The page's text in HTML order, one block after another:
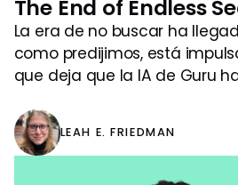
The End of Endless
La era de no buscar ha
como predijimos, está
que deja que la IA de Guru
LEAH E. FRIEDMAN